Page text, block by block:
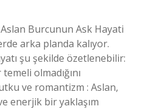
Aslan Burcunun Ask Hayati
arka planda kalıyor.
şu şekilde özetlenebilir:
olmadığını
ve romantizm : Aslan,
enerjik bir yaklaşım